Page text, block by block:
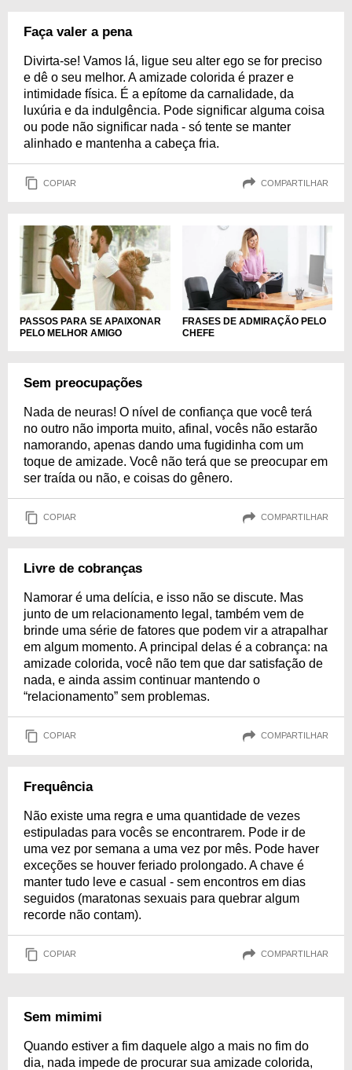
Faça valer a pena
Divirta-se! Vamos lá, ligue seu alter ego se for preciso
e dê o seu melhor. A amizade colorida é prazer e
intimidade física. É a epítome da carnalidade, da
luxúria e da indulgência. Pode significar alguma coisa
ou pode não significar nada - só tente se manter
alinhado e mantenha a cabeça fria.
COPIAR COMPARTILHAR
PASSOS PARA SE APAIXONAR
PELO MELHOR AMIGO
FRASES DE ADMIRAÇÃO PELO
CHEFE
Sem preocupações
Nada de neuras! O nível de confiança que você terá
no outro não importa muito, afinal, vocês não estarão
namorando, apenas dando uma fugidinha com um
toque de amizade. Você não terá que se preocupar em
ser traída ou não, e coisas do gênero.
COPIAR COMPARTILHAR
Livre de cobranças
Namorar é uma delícia, e isso não se discute. Mas
junto de um relacionamento legal, também vem de
brinde uma série de fatores que podem vir a atrapalhar
em algum momento. A principal delas é a cobrança: na
amizade colorida, você não tem que dar satisfação de
nada, e ainda assim continuar mantendo o
“relacionamento” sem problemas.
COPIAR COMPARTILHAR
Frequência
Não existe uma regra e uma quantidade de vezes
estipuladas para vocês se encontrarem. Pode ir de
uma vez por semana a uma vez por mês. Pode haver
exceções se houver feriado prolongado. A chave é
manter tudo leve e casual - sem encontros em dias
seguidos (maratonas sexuais para quebrar algum
recorde não contam).
COPIAR COMPARTILHAR
Sem mimimi
Quando estiver a fim daquele algo a mais no fim do
dia, nada impede de procurar sua amizade colorida,